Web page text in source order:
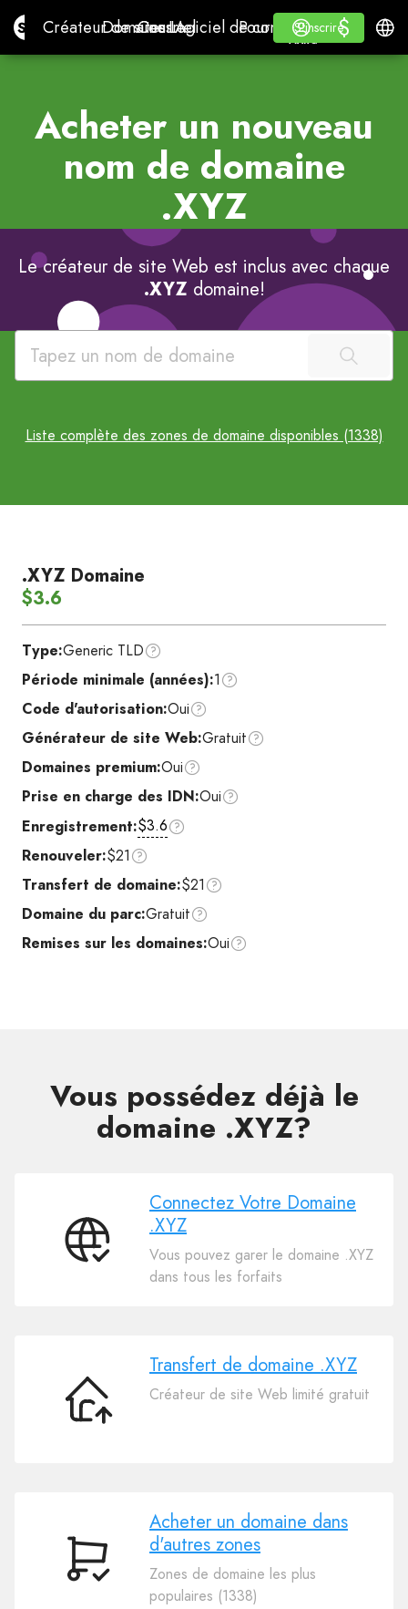
Site.proCréateur de sites IA
Créateur de sites IA
Domaines
Domaines
Courriel
CourrielLogiciel de comptabilité
Logiciel de comptabilité
Pour les
Pour les revendeurs
MARQUE BLANCHE
Apprendre
Apprendre
S'inscrire
S'inscrire
Se connecter
$
$
Acheter un nouveau
nom de domaine
.XYZ
Le créateur de site Web est inclus avec chaque
.XYZ domaine!
Liste complète des zones de domaine disponibles (1338)
.XYZ Domaine
$3.6
Type:Generic TLD
Période minimale (années):1
Code d'autorisation:Oui
Générateur de site Web:Gratuit
Domaines premium:Oui
Prise en charge des IDN:Oui
Enregistrement:$3.6
Renouveler:$21
Transfert de domaine:$21
Domaine du parc:Gratuit
Remises sur les domaines:Oui
Vous possédez déjà le
domaine .XYZ?
Connectez
Connectez Votre Domaine
.XYZ
Vous pouvez garer le domaine .XYZ
dans tous les forfaits
Transfert
de
Transfert de domaine .XYZ
Créateur de site Web limité gratuit
Acheter
Acheter un domaine dans
d'autres zones
Zones de domaine les plus
populaires (1338)